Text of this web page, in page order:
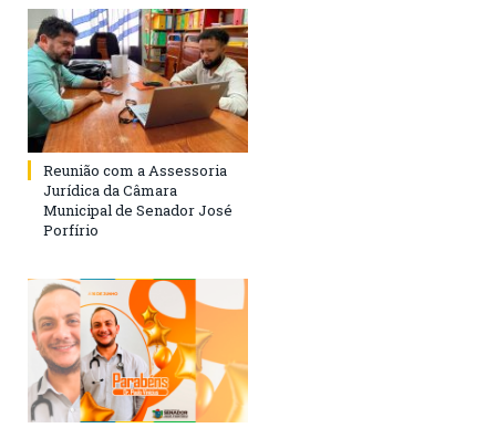
Reunião com a Assessoria
Jurídica da Câmara
Municipal de Senador José
Porfírio